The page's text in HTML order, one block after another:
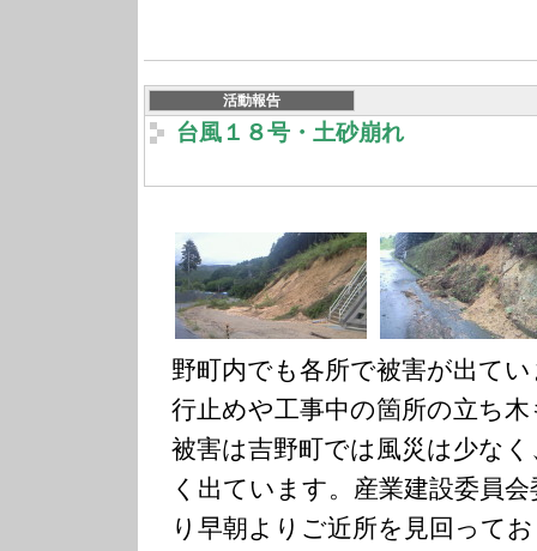
活動報告
台風１８号・土砂崩れ
野町内でも各所で被害が出て
行止めや工事中の箇所の立ち
被害は吉野町では風災は少な
く出ています。産業建設委員
り早朝よりご近所を見回って